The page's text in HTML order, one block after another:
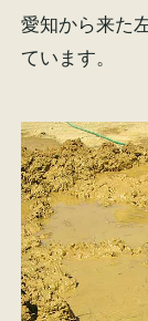
愛知から来た
ています。